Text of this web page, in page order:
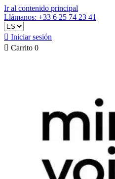
Ir al contenido principal
Llámanos: +33 6 25 74 23 41
 Iniciar sesión
 Carrito 0